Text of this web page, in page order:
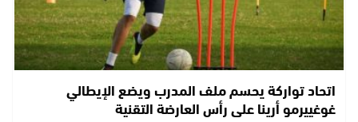
اتحاد تواركة يحسم ملف المدرب ويضع الإيطالي
غوغييرمو أرينا على رأس العارضة التقنية